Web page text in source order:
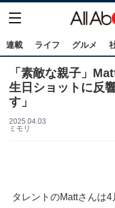
連載 ライフ グルメ
「素敵な親子」
生日ショットに反
す」
2025.04.03
ミモリ
タレントのMattさんは4